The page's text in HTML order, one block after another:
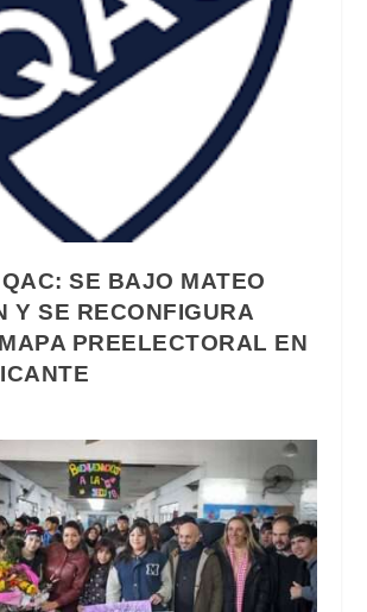
SE BAJO MATEO
Y SE RECONFIGURA
PREELECTORAL EN